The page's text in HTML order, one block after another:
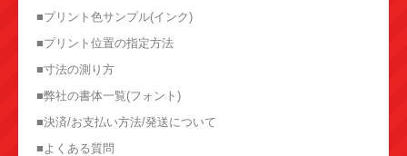
■プリント色サンプル(インク)
■プリント位置の指定方法
■寸法の測り方
■弊社の書体一覧(フォント)
■決済/お支払い方法/発送について
■よくある質問